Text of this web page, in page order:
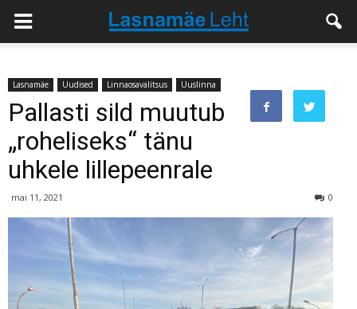
Lasnamäe Uudised Linnaosavalitsus Uuslinna
Pallasti sild muutub
„roheliseks“ tänu
uhkele lillepeenrale
mai 11, 2021 0